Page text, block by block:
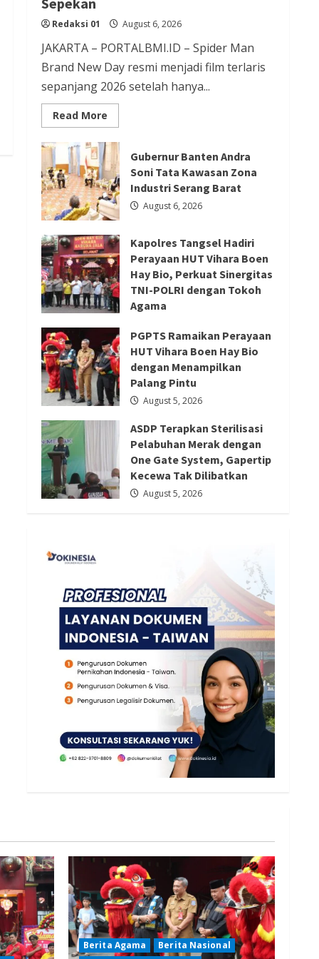
Redaksi 01
Berita Agama
Berita Nasional
Berita Sosial dan Budaya
Berita Trending
PGPTS Ramaikan Perayaan HUT
Vihara Boen Hay Bio dengan
Menampilkan Palang Pintu
Redaksi 01 August 5, 2026
Berita Ekonomi dan Bisnis
Berita Nasional
ASDP Terapkan Sterilisasi
Pelabuhan Merak dengan One
Gate System, Gapertip Kecewa
Tak Dilibatkan
Redaksi 01 August 6, 2026
JAKARTA – PORTALBMI.ID – Spider Man
Brand New Day resmi menjadi film terlaris
sepanjang 2026 setelah hanya...
Read More
more
Film
Terlaris
2026
Spider
Man
Brand
New
Day
Raup
Rp
20,6
T
dalam
Sepekan
Gubernur Banten Andra
Soni Tata Kawasan Zona
Industri Serang Barat
August 6, 2026
Kapolres Tangsel Hadiri
Perayaan HUT Vihara Boen
Hay Bio, Perkuat Sinergitas
TNI-POLRI dengan Tokoh
Agama
PGPTS Ramaikan Perayaan
HUT Vihara Boen Hay Bio
dengan Menampilkan
Palang Pintu
August 5, 2026
ASDP Terapkan Sterilisasi
Pelabuhan Merak dengan
One Gate System, Gapertip
Kecewa Tak Dilibatkan
August 5, 2026
Berita Agama
Berita Nasional